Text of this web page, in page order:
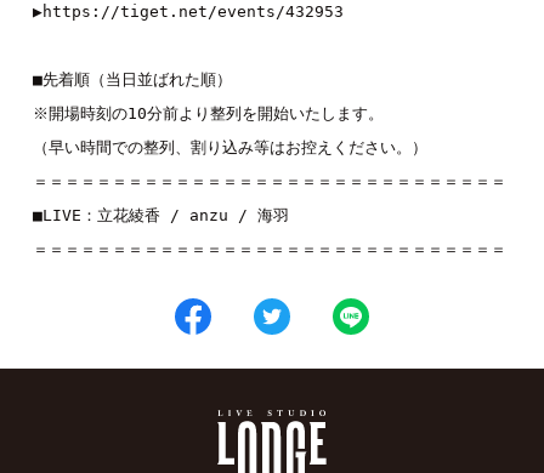
▶︎https://tiget.net/events/432953
■先着順（当日並ばれた順）
※開場時刻の10分前より整列を開始いたします。
（早い時間での整列、割り込み等はお控えください。）
＝＝＝＝＝＝＝＝＝＝＝＝＝＝＝＝＝＝＝＝＝＝＝＝＝＝＝＝＝＝
■LIVE： 立花綾香 / anzu / 海羽
＝＝＝＝＝＝＝＝＝＝＝＝＝＝＝＝＝＝＝＝＝＝＝＝＝＝＝＝＝＝